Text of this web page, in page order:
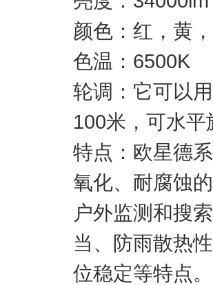
颜色：红，黄
色温：6500K
轮调：它可以
100米，可水
特点：欧星德
氧化、耐腐蚀
户外监测和搜
当、防雨散热
位稳定等特点。